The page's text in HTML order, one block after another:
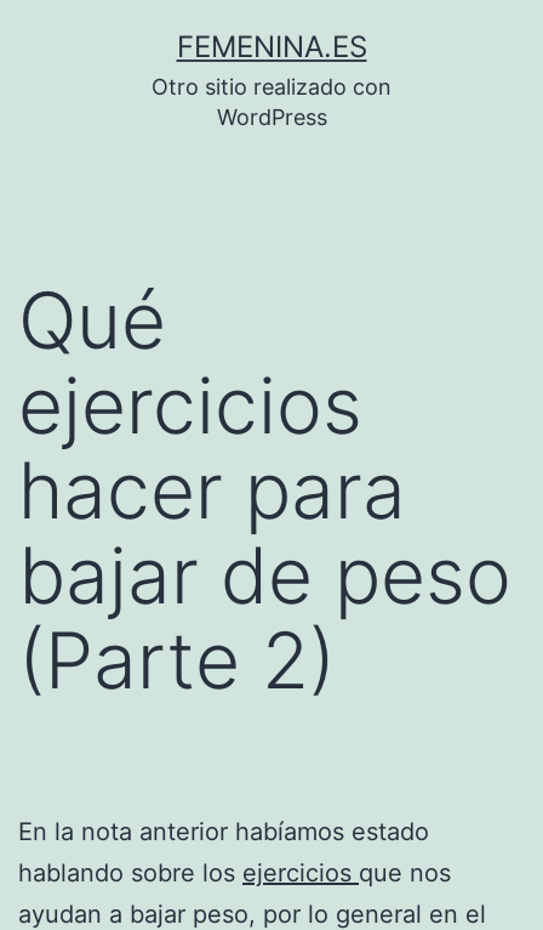
FEMENINA.ES
Otro sitio realizado con
WordPress
Qué
ejercicios
hacer para
bajar de peso
(Parte 2)
En la nota anterior habíamos estado
hablando sobre los ejercicios que nos
ayudan a bajar peso, por lo general en el